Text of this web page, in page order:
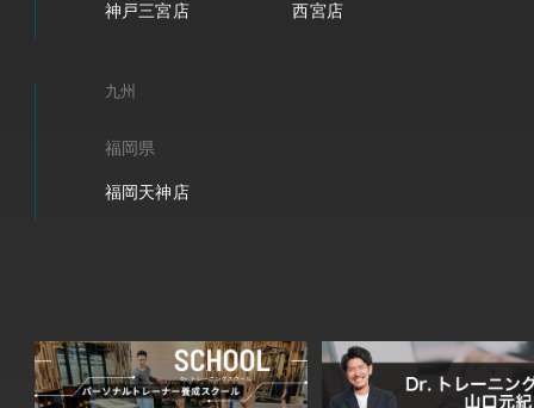
神戸三宮店 西宮店
九州
福岡県
福岡天神店